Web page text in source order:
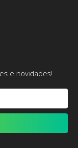
e novidades!